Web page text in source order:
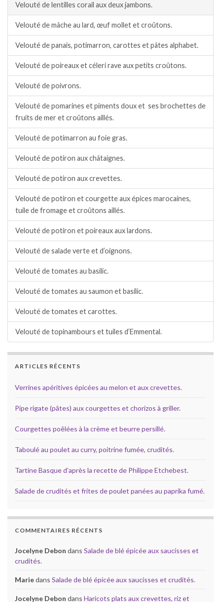
Velouté de lentilles corail aux deux jambons.
Velouté de mâche au lard, œuf mollet et croûtons.
Velouté de panais, potimarron, carottes et pâtes alphabet.
Velouté de poireaux et céleri rave aux petits croûtons.
Velouté de poivrons.
Velouté de pomarines et piments doux et ses brochettes de
fruits de mer et croûtons aillés.
Velouté de potimarron au foie gras.
Velouté de potiron aux châtaignes.
Velouté de potiron aux crevettes.
Velouté de potiron et courgette aux épices marocaines,
tuile de fromage et croûtons aillés.
Velouté de potiron et poireaux aux lardons.
Velouté de salade verte et d’oignons.
Velouté de tomates au basilic.
Velouté de tomates au saumon et basilic.
Velouté de tomates et carottes.
Velouté de topinambours et tuiles d’Emmental.
ARTICLES RÉCENTS
Verrines apéritives épicées au melon et aux crevettes.
Pipe rigate (pâtes) aux courgettes et chorizos à griller.
Courgettes poêlées à la crème et beurre persillé.
Taboulé au poulet au curry, poitrine fumée, crudités.
Tartine Basque d’après la recette de Philippe Etchebest.
Salade de crudités et frites de poulet panées au paprika fumé.
COMMENTAIRES RÉCENTS
Jocelyne Debon dans Salade de blé épicée aux saucisses et
crudités.
Mariedans Salade de blé épicée aux saucisses et crudités.
Jocelyne Debon dans Haricots plats aux crevettes, riz et